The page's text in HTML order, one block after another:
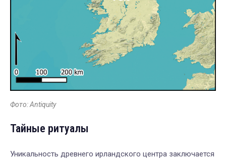
Фото: Antiquity
Тайные ритуалы
Уникальность древнего ирландского центра заключается